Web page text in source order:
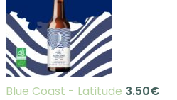
Blue Coast - Latitude 3.50€